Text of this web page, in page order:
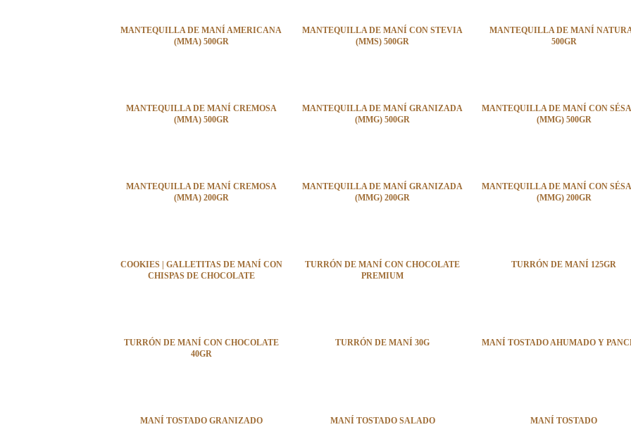
MANTEQUILLA DE MANÍ AMERICANA
(MMA) 500GR
MANTEQUILLA DE MANÍ CON STEVIA
(MMS) 500GR
MANTEQUILLA DE MANÍ
500GR
MANTEQUILLA DE MANÍ CREMOSA
(MMA) 500GR
MANTEQUILLA DE MANÍ GRANIZADA
(MMG) 500GR
MANTEQUILLA DE MANÍ CON
(MMG) 500GR
MANTEQUILLA DE MANÍ CREMOSA
(MMA) 200GR
MANTEQUILLA DE MANÍ GRANIZADA
(MMG) 200GR
MANTEQUILLA DE MANÍ CON
(MMG) 200GR
COOKIES | GALLETITAS DE MANÍ CON
CHISPAS DE CHOCOLATE
TURRÓN DE MANÍ CON CHOCOLATE
PREMIUM
TURRÓN DE MANÍ 125GR
TURRÓN DE MANÍ CON CHOCOLATE
40GR
TURRÓN DE MANÍ 30G MANÍ TOSTADO AHUMADO Y
MANÍ TOSTADO GRANIZADO MANÍ TOSTADO SALADO MANÍ TOSTADO